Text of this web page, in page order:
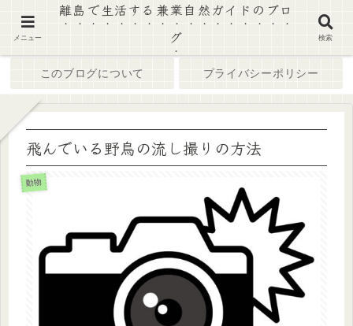
このブログについて プライバシーポリシー
飛んでいる野鳥の流し撮りの方法
動物
メニュー
離島で生活する兼業自然ガイドのブロ
グ
検索